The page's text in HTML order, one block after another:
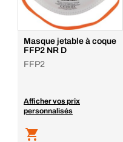
Masque jetable à coque
FFP2 NR D
FFP2
Afficher vos prix
personnalisés